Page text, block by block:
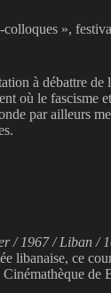
»,
à débattre
où le fascisme
par ailleurs
/ 1967 / Liban /
libanaise, ce